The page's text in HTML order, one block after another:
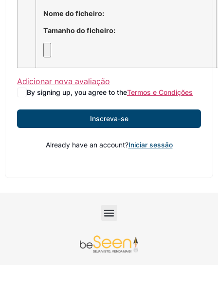
Nome do ficheiro:
Tamanho do ficheiro:
Adicionar nova avaliação
By signing up, you agree to theTermos e Condições
Inscreva-se
Already have an account?Iniciar sessão